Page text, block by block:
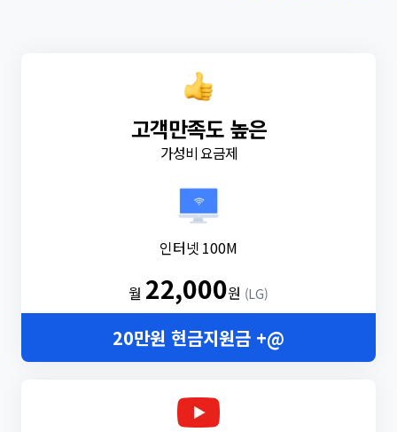
고객만족도 높은
가성비 요금제
인터넷 100M
월 22,000원 (LG)
20만원 현금지원금 +@